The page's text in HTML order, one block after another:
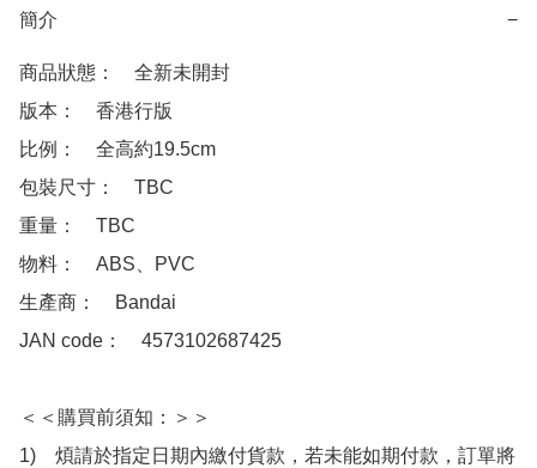
簡介 −
商品狀態：　全新未開封
版本：　香港行版
比例：　全高約19.5cm
包裝尺寸：　TBC
重量：　TBC
物料：　ABS、PVC
生產商：　Bandai
JAN code：　4573102687425
＜＜購買前須知：＞＞
1)　煩請於指定日期內繳付貨款，若未能如期付款，訂單將